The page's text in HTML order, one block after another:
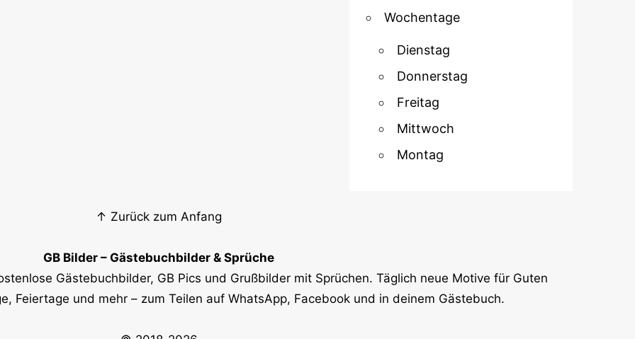
Wochentage
Dienstag
Donnerstag
Freitag
Mittwoch
Montag
↑ Zurück zum Anfang
GB Bilder – Gästebuchbilder & Sprüche
Gästebuchbilder, GB Pics und Grußbilder mit Sprüchen. Täglich neue Motive für Guten
Feiertage und mehr – zum Teilen auf WhatsApp, Facebook und in deinem Gästebuch.